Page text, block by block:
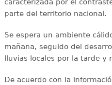
caracterizada por el
parte del territorio nacional.
Se espera un ambiente
mañana, seguido del
lluvias locales por la tarde y
De acuerdo con la